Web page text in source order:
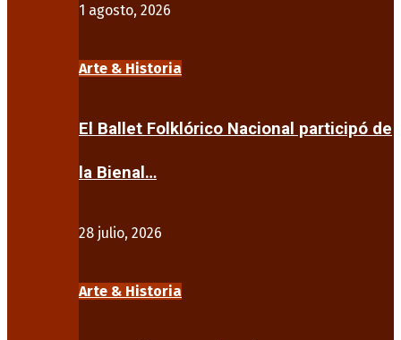
1 agosto, 2026
Arte & Historia
El Ballet Folklórico Nacional participó de
la Bienal…
28 julio, 2026
Arte & Historia